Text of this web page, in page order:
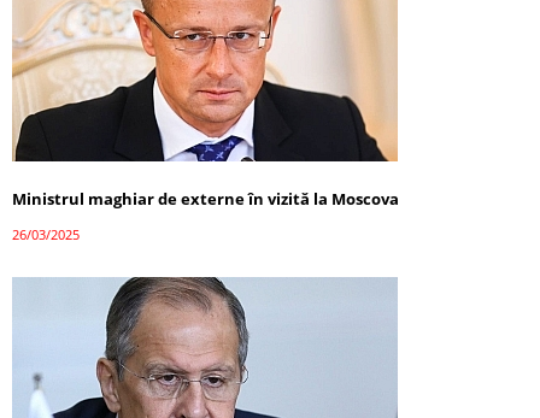
Ministrul maghiar de externe în vizită la Moscova
26/03/2025